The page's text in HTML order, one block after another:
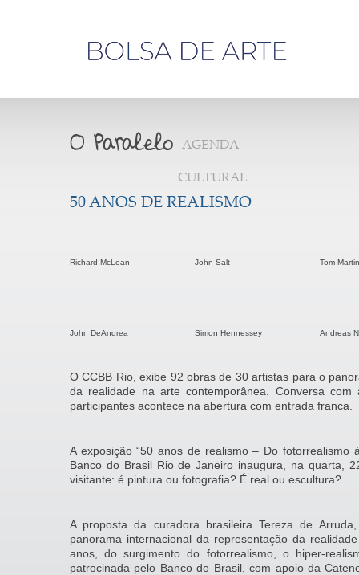
AGENDA
CULTURAL
50 ANOS DE REALISMO
Richard McLean John Salt Tom Martin
John DeAndrea Simon Hennessey Andreas
O CCBB Rio, exibe 92 obras de 30 artistas para o
da realidade na arte contemporânea. Conversa
participantes acontece na abertura com entrada franca.
A exposição “50 anos de realismo – Do fotorrealismo
Banco do Brasil Rio de Janeiro inaugura, na quarta,
visitante: é pintura ou fotografia? É real ou escultura?
A proposta da curadora brasileira Tereza de
panorama internacional da representação da
anos, do surgimento do fotorrealismo, o hiper-
patrocinada pelo Banco do Brasil, com apoio da